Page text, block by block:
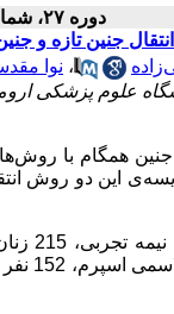
دوره ۲۷، شماره ۵ - ( ماهنامه مرداد ۱۳۹۵ )
جنین تازه و
، نوا
علوم پزشکی
جنین همگام با
این دو روش